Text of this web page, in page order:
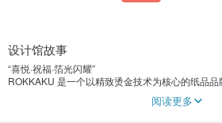
设计馆故事
“喜悦·祝福·箔光闪耀”
ROKKAKU 是一个以精致烫金技术为核心的纸品品
通过闪耀的金属光泽，为每一个日常时刻增添温度
阅读更多